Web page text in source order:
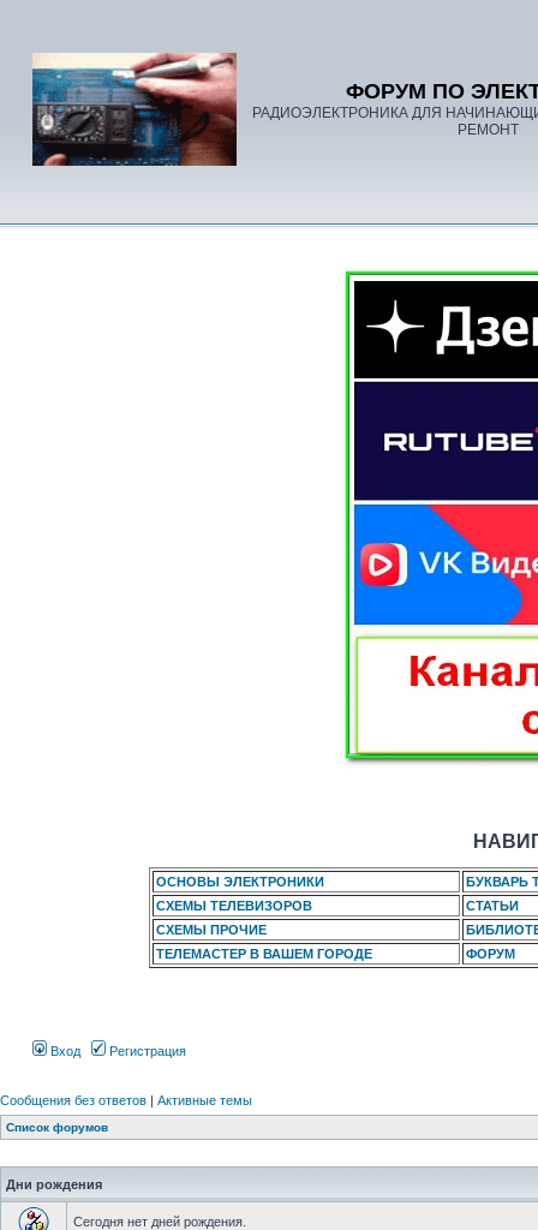
ФОРУМ ПО
РАДИОЭЛЕКТРОНИКА ДЛЯ
РЕМОНТ
ОСНОВЫ ЭЛЕКТРОНИКИ
БУКВАРЬ
СХЕМЫ ТЕЛЕВИЗОРОВ
СТАТЬИ
СХЕМЫ ПРОЧИЕ
ТЕЛЕМАСТЕР В ВАШЕМ ГОРОДЕ
ФОРУМ
Вход Регистрация
Сообщения без ответов | Активные темы
Список форумов
Дни рождения
Сегодня нет дней рождения.